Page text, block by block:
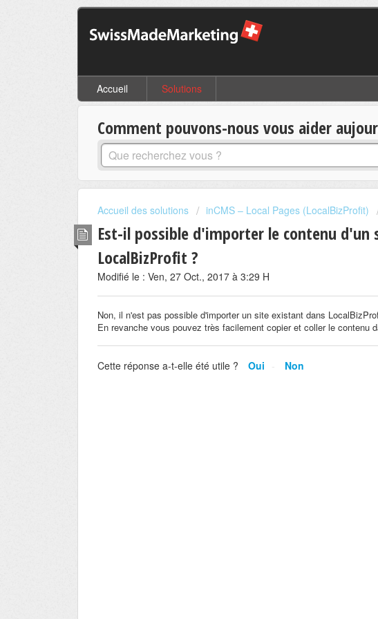
Accueil Solutions
Comment pouvons-nous vous aider
Accueil des solutions inCMS – Local Pages (LocalBizProfit)
Est-il possible d'importer le contenu d'un
LocalBizProfit ?
Modifié le : Ven, 27 Oct., 2017 à 3:29 H
Non, il n'est pas possible d'importer un site existant dans
En revanche vous pouvez très facilement copier et coller le contenu
Cette réponse a-t-elle été utile ? Oui Non